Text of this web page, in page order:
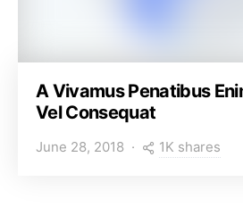
A Vivamus Penatibus
Vel Consequat
June 28, 2018 1K shares